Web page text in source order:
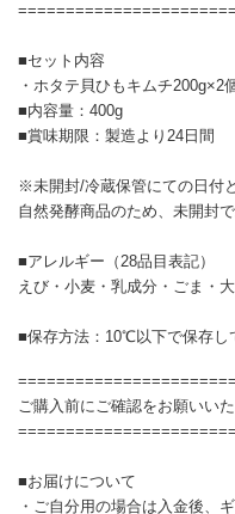
■セット内容
・ホタテ貝ひもキムチ200g×2
■内容量：400g
■賞味期限：製造より24日間
※未開封/冷蔵保管にての日付
自然発酵商品のため、未開封
■アレルギー（28品目表記）
えび・小麦・乳成分・ごま・
■保存方法：10℃以下で保存し
ご購入前にご確認をお願いい
■お届けについて
・ご自分用の場合は入金後、